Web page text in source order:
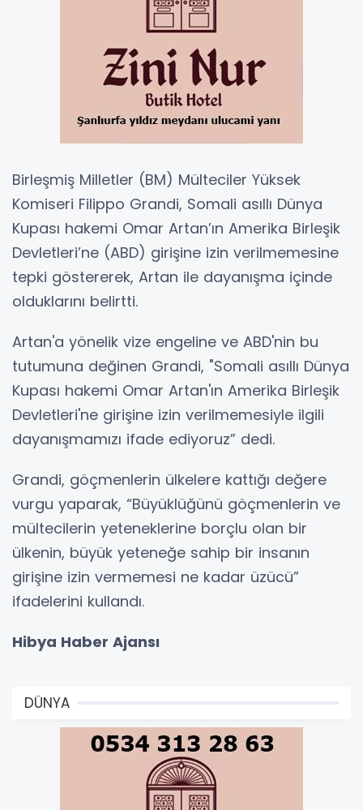
Birleşmiş Milletler (BM) Mülteciler Yüksek
Komiseri Filippo Grandi, Somali asıllı Dünya
Kupası hakemi Omar Artan’ın Amerika Birleşik
Devletleri’ne (ABD) girişine izin verilmemesine
tepki göstererek, Artan ile dayanışma içinde
olduklarını belirtti.
Artan'a yönelik vize engeline ve ABD'nin bu
tutumuna değinen Grandi, "Somali asıllı Dünya
Kupası hakemi Omar Artan'ın Amerika Birleşik
Devletleri'ne girişine izin verilmemesiyle ilgili
dayanışmamızı ifade ediyoruz” dedi.
Grandi, göçmenlerin ülkelere kattığı değere
vurgu yaparak, “Büyüklüğünü göçmenlerin ve
mültecilerin yeteneklerine borçlu olan bir
ülkenin, büyük yeteneğe sahip bir insanın
girişine izin vermemesi ne kadar üzücü”
ifadelerini kullandı.
Hibya Haber Ajansı
DÜNYA